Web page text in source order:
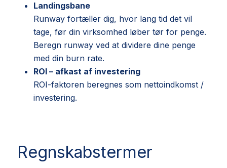
Landingsbane
Runway fortæller dig, hvor lang tid det vil
tage, før din virksomhed løber tør for penge.
Beregn runway ved at dividere dine penge
med din burn rate.
ROI – afkast af investering
ROI-faktoren beregnes som nettoindkomst /
investering.
Regnskabstermer